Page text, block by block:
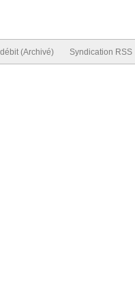
(Archivé) Syndication RSS